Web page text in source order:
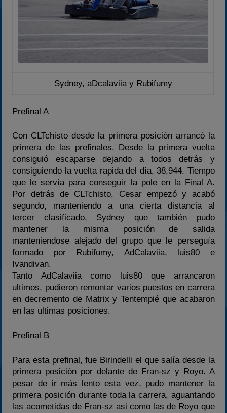
Sydney, aDcalaviia y Rubifumy
Prefinal A
Con CLTchisto desde la primera posición arrancó la
primera de las prefinales. Desde la primera vuelta
consiguió escaparse dejando a todos detrás y
consiguiendo la vuelta rapida del día, 38,944. Tiempo
que le servía para conseguir la pole en la Final A.
Por detrás de CLTchisto, Cesar empezó y acabó
segundo, manteniendo a una cierta distancia al
tercer clasificado, Sydney que también pudo
mantener la misma posición de salida
manteniendose alejado del grupo que le perseguía
formado por Rubifumy, AdCalaviia, luis80 e
Ivandivan.
Tanto AdCalaviia como luis80 que arrancaron
ultimos, pudieron remontar varios puestos en carrera
en decremento de Matrix y Tentempié que acabaron
en las ultimas posiciones.
Prefinal B
Para esta prefinal, fue Birindelli el que salía desde la
primera posición por delante de Fran-sz y Royo. A
pesar de ir más lento esta vez, pudo mantener la
primera posición durante toda la carrera, aguantando
las acometidas de Fran-sz asi como las de Royo que